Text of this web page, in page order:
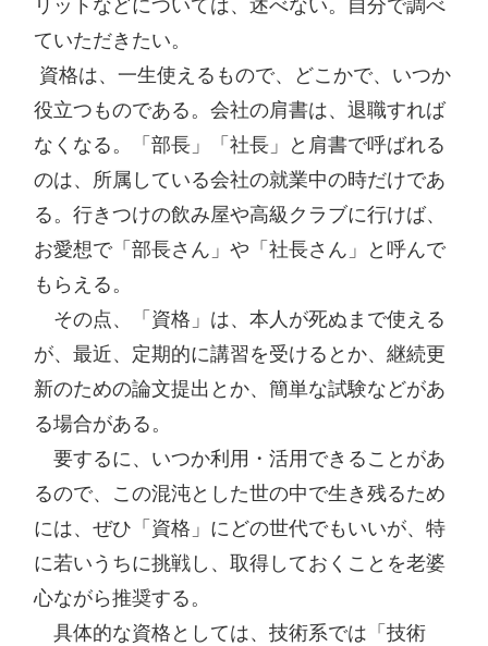
リットなどについては、述べない。自分で調べ
ていただきたい。
資格は、一生使えるもので、どこかで、いつか
役立つものである。会社の肩書は、退職すれば
なくなる。「部長」「社長」と肩書で呼ばれる
のは、所属している会社の就業中の時だけであ
る。行きつけの飲み屋や高級クラブに行けば、
お愛想で「部長さん」や「社長さん」と呼んで
もらえる。
その点、「資格」は、本人が死ぬまで使える
が、最近、定期的に講習を受けるとか、継続更
新のための論文提出とか、簡単な試験などがあ
る場合がある。
要するに、いつか利用・活用できることがあ
るので、この混沌とした世の中で生き残るため
には、ぜひ「資格」にどの世代でもいいが、特
に若いうちに挑戦し、取得しておくことを老婆
心ながら推奨する。
具体的な資格としては、技術系では「技術